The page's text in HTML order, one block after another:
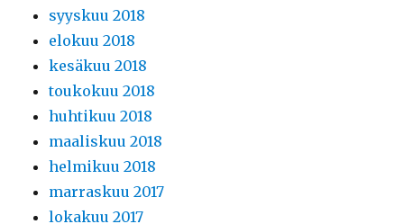
syyskuu 2018
elokuu 2018
kesäkuu 2018
toukokuu 2018
huhtikuu 2018
maaliskuu 2018
helmikuu 2018
marraskuu 2017
lokakuu 2017